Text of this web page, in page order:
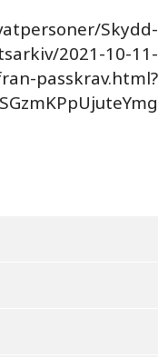
Skydd-
2021-10-11-
passkrav.html?